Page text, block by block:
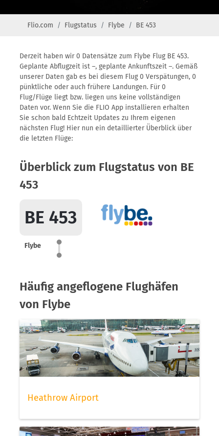
Flio.com Flugstatus Flybe BE 453
Derzeit haben wir 0 Datensätze zum Flybe Flug BE 453.
Geplante Abflugzeit ist –, geplante Ankunftszeit –. Gemäß
unserer Daten gab es bei diesem Flug 0 Verspätungen, 0
pünktliche oder auch frühere Landungen. Für 0
Flug/Flüge liegt bzw. liegen uns keine vollständigen
Daten vor. Wenn Sie die FLIO App installieren erhalten
Sie schon bald Echtzeit Updates zu Ihrem eigenen
nächsten Flug! Hier nun ein detaillierter Überblick über
die letzten Flüge:
Überblick zum Flugstatus von BE
453
BE 453
Flybe
Häufig angeflogene Flughäfen
von Flybe
Heathrow Airport